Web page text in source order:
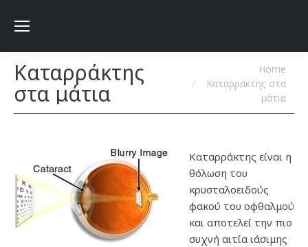
Καταρράκτης
στα μάτια
Home
Καταρράκτης στα
μάτια
Καταρράκτης είναι η
θόλωση του
κρυσταλοειδούς
φακού του οφθαλμού
και αποτελεί την πιο
συχνή αιτία ιάσιμης